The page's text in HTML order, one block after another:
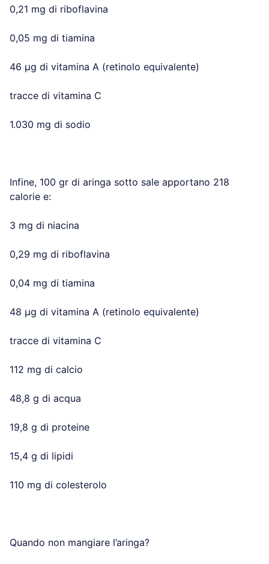
0,21 mg di riboflavina
0,05 mg di tiamina
46 µg di vitamina A (retinolo equivalente)
tracce di vitamina C
1.030 mg di sodio
Infine, 100 gr di aringa sotto sale apportano 218
calorie e:
3 mg di niacina
0,29 mg di riboflavina
0,04 mg di tiamina
48 µg di vitamina A (retinolo equivalente)
tracce di vitamina C
112 mg di calcio
48,8 g di acqua
19,8 g di proteine
15,4 g di lipidi
110 mg di colesterolo
Quando non mangiare l’aringa?